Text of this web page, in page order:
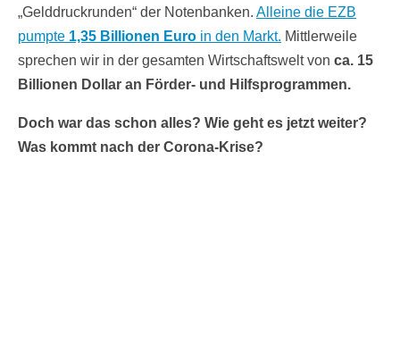
„Gelddruckrunden“ der Notenbanken. Alleine die EZB
pumpte 1,35 Billionen Euro in den Markt. Mittlerweile
sprechen wir in der gesamten Wirtschaftswelt von ca. 15
Billionen Dollar an Förder- und Hilfsprogrammen.
Doch war das schon alles? Wie geht es jetzt weiter?
Was kommt nach der Corona-Krise?